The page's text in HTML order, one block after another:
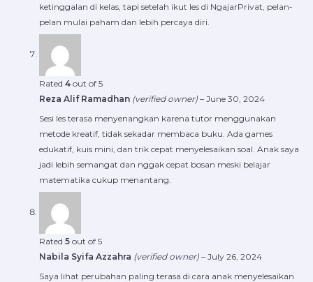
ketinggalan di kelas, tapi setelah ikut les di NgajarPrivat, pelan-
pelan mulai paham dan lebih percaya diri.
Rated 4 out of 5
Reza Alif Ramadhan (verified owner) – June 30, 2024
Sesi les terasa menyenangkan karena tutor menggunakan
metode kreatif, tidak sekadar membaca buku. Ada games
edukatif, kuis mini, dan trik cepat menyelesaikan soal. Anak saya
jadi lebih semangat dan nggak cepat bosan meski belajar
matematika cukup menantang.
Rated 5 out of 5
Nabila Syifa Azzahra (verified owner) – July 26, 2024
Saya lihat perubahan paling terasa di cara anak menyelesaikan